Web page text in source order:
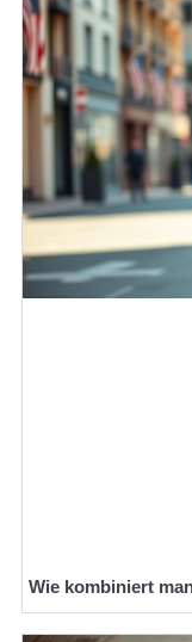
Wie kombiniert